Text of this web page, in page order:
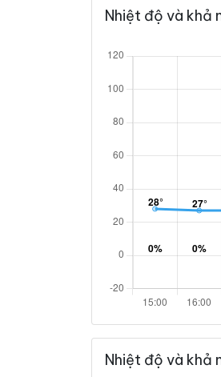
Nhiệt độ và khả
Nhiệt độ và khả